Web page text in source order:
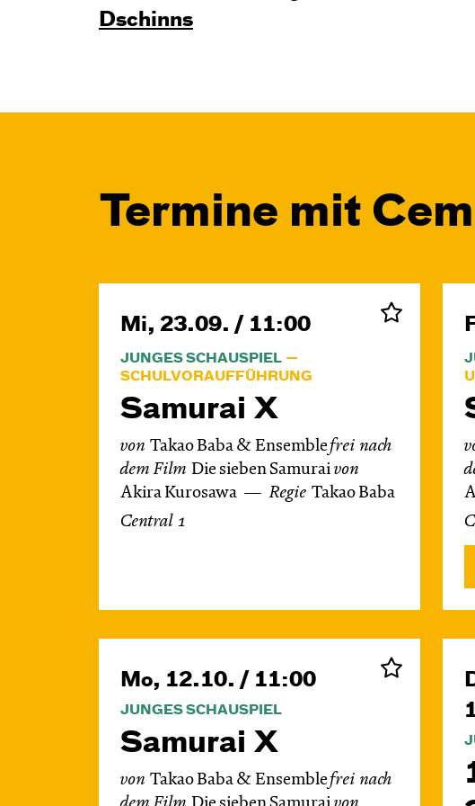
Dschinns
Termine mit
Mi, 23.09. / 11:00
JUNGES SCHAUSPIEL
SCHULVORAUFFÜHRUNG
Samurai X
von Takao Baba & Ensemblefrei nach
dem Film Die sieben Samurai von
Akira Kurosawa
Regie Takao Baba
Central 1
Mo, 12.10. / 11:00
JUNGES SCHAUSPIEL
Samurai X
von Takao Baba & Ensemblefrei nach